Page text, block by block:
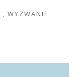
, WYZWANIE